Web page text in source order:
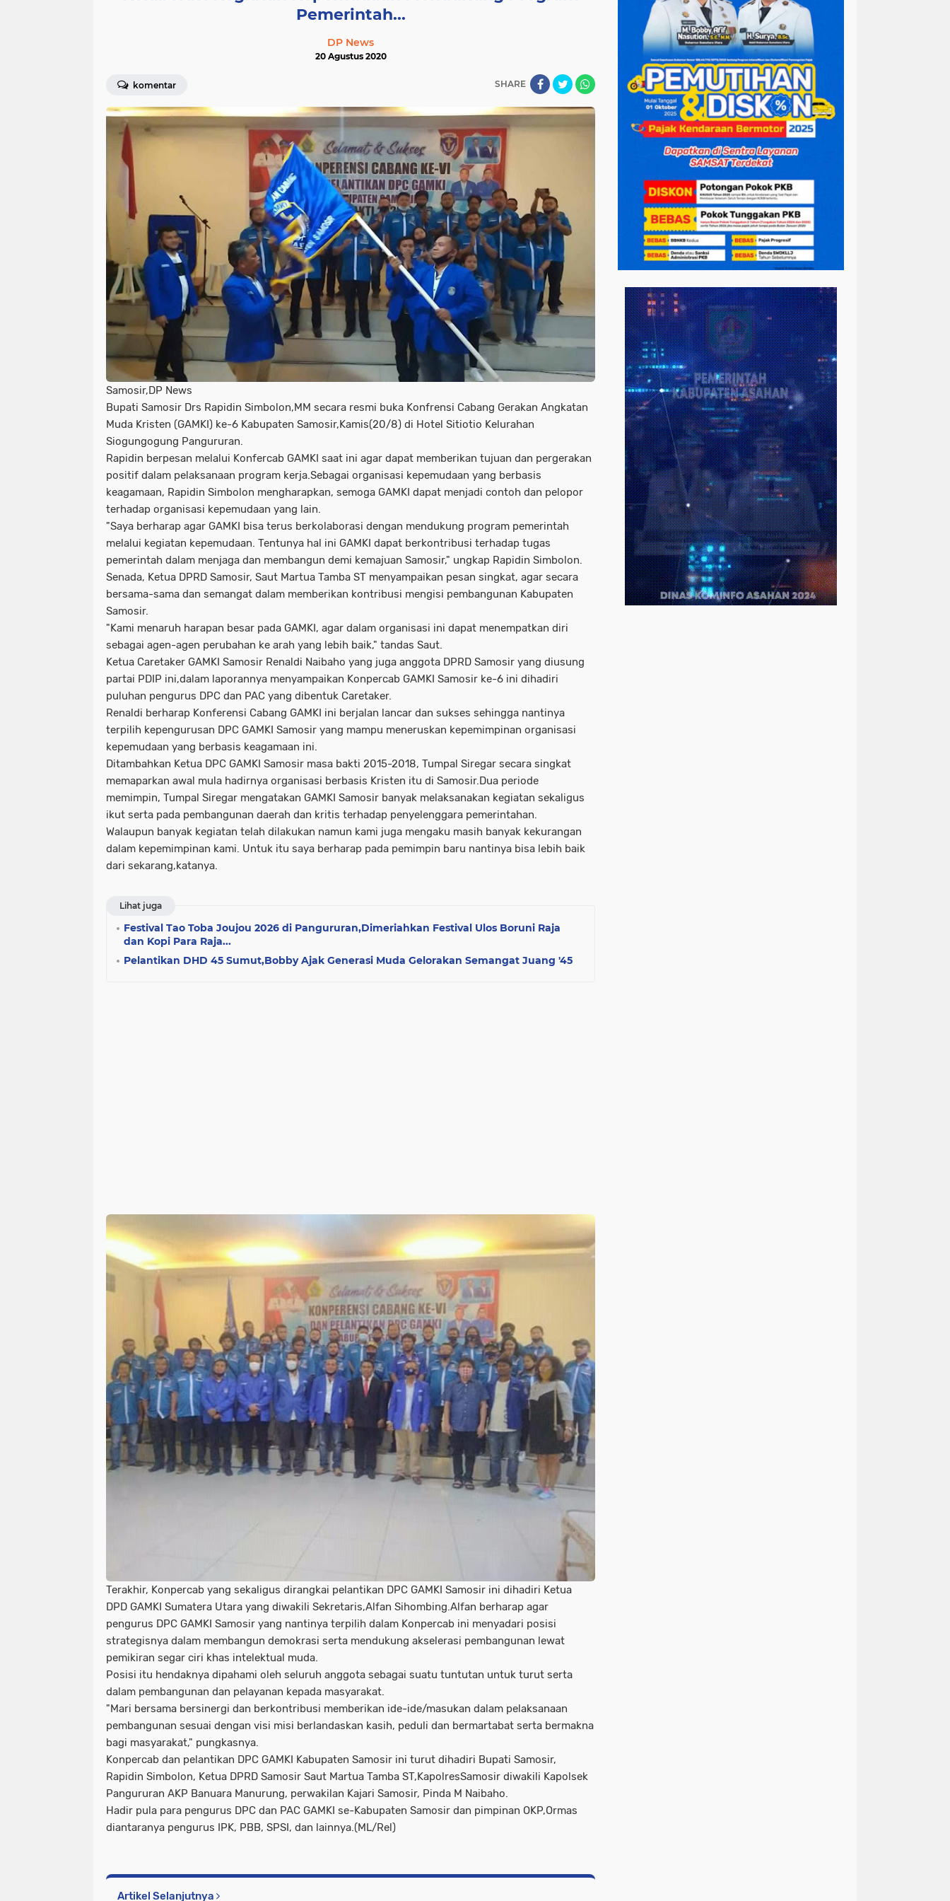
Pemerintah...
DP News
20 Agustus 2020
komentar SHARE
Samosir,DP News
Bupati Samosir Drs Rapidin Simbolon,MM secara resmi buka Konfrensi Cabang Gerakan Angkatan
Muda Kristen (GAMKI) ke-6 Kabupaten Samosir,Kamis(20/8) di Hotel Sitiotio Kelurahan
Siogungogung Pangururan.
Rapidin berpesan melalui Konfercab GAMKI saat ini agar dapat memberikan tujuan dan pergerakan
positif dalam pelaksanaan program kerja.Sebagai organisasi kepemudaan yang berbasis
keagamaan, Rapidin Simbolon mengharapkan, semoga GAMKI dapat menjadi contoh dan pelopor
terhadap organisasi kepemudaan yang lain.
"Saya berharap agar GAMKI bisa terus berkolaborasi dengan mendukung program pemerintah
melalui kegiatan kepemudaan. Tentunya hal ini GAMKI dapat berkontribusi terhadap tugas
pemerintah dalam menjaga dan membangun demi kemajuan Samosir," ungkap Rapidin Simbolon.
Senada, Ketua DPRD Samosir, Saut Martua Tamba ST menyampaikan pesan singkat, agar secara
bersama-sama dan semangat dalam memberikan kontribusi mengisi pembangunan Kabupaten
Samosir.
"Kami menaruh harapan besar pada GAMKI, agar dalam organisasi ini dapat menempatkan diri
sebagai agen-agen perubahan ke arah yang lebih baik," tandas Saut.
Ketua Caretaker GAMKI Samosir Renaldi Naibaho yang juga anggota DPRD Samosir yang diusung
partai PDIP ini,dalam laporannya menyampaikan Konpercab GAMKI Samosir ke-6 ini dihadiri
puluhan pengurus DPC dan PAC yang dibentuk Caretaker.
Renaldi berharap Konferensi Cabang GAMKI ini berjalan lancar dan sukses sehingga nantinya
terpilih kepengurusan DPC GAMKI Samosir yang mampu meneruskan kepemimpinan organisasi
kepemudaan yang berbasis keagamaan ini.
Ditambahkan Ketua DPC GAMKI Samosir masa bakti 2015-2018, Tumpal Siregar secara singkat
memaparkan awal mula hadirnya organisasi berbasis Kristen itu di Samosir.Dua periode
memimpin, Tumpal Siregar mengatakan GAMKI Samosir banyak melaksanakan kegiatan sekaligus
ikut serta pada pembangunan daerah dan kritis terhadap penyelenggara pemerintahan.
Walaupun banyak kegiatan telah dilakukan namun kami juga mengaku masih banyak kekurangan
dalam kepemimpinan kami. Untuk itu saya berharap pada pemimpin baru nantinya bisa lebih baik
dari sekarang,katanya.
Lihat juga
Festival Tao Toba Joujou 2026 di Pangururan,Dimeriahkan Festival Ulos Boruni Raja
dan Kopi Para Raja...
Pelantikan DHD 45 Sumut,Bobby Ajak Generasi Muda Gelorakan Semangat Juang '45
Terakhir, Konpercab yang sekaligus dirangkai pelantikan DPC GAMKI Samosir ini dihadiri Ketua
DPD GAMKI Sumatera Utara yang diwakili Sekretaris,Alfan Sihombing.Alfan berharap agar
pengurus DPC GAMKI Samosir yang nantinya terpilih dalam Konpercab ini menyadari posisi
strategisnya dalam membangun demokrasi serta mendukung akselerasi pembangunan lewat
pemikiran segar ciri khas intelektual muda.
Posisi itu hendaknya dipahami oleh seluruh anggota sebagai suatu tuntutan untuk turut serta
dalam pembangunan dan pelayanan kepada masyarakat.
"Mari bersama bersinergi dan berkontribusi memberikan ide-ide/masukan dalam pelaksanaan
pembangunan sesuai dengan visi misi berlandaskan kasih, peduli dan bermartabat serta bermakna
bagi masyarakat," pungkasnya.
Konpercab dan pelantikan DPC GAMKI Kabupaten Samosir ini turut dihadiri Bupati Samosir,
Rapidin Simbolon, Ketua DPRD Samosir Saut Martua Tamba ST,KapolresSamosir diwakili Kapolsek
Pangururan AKP Banuara Manurung, perwakilan Kajari Samosir, Pinda M Naibaho.
Hadir pula para pengurus DPC dan PAC GAMKI se-Kabupaten Samosir dan pimpinan OKP,Ormas
diantaranya pengurus IPK, PBB, SPSI, dan lainnya.(ML/Rel)
Artikel Selanjutnya